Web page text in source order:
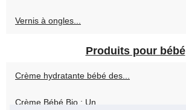
Vernis à ongles...
Produits pour bébé
Crème hydratante bébé des...
Crème Bébé Bio : Un...